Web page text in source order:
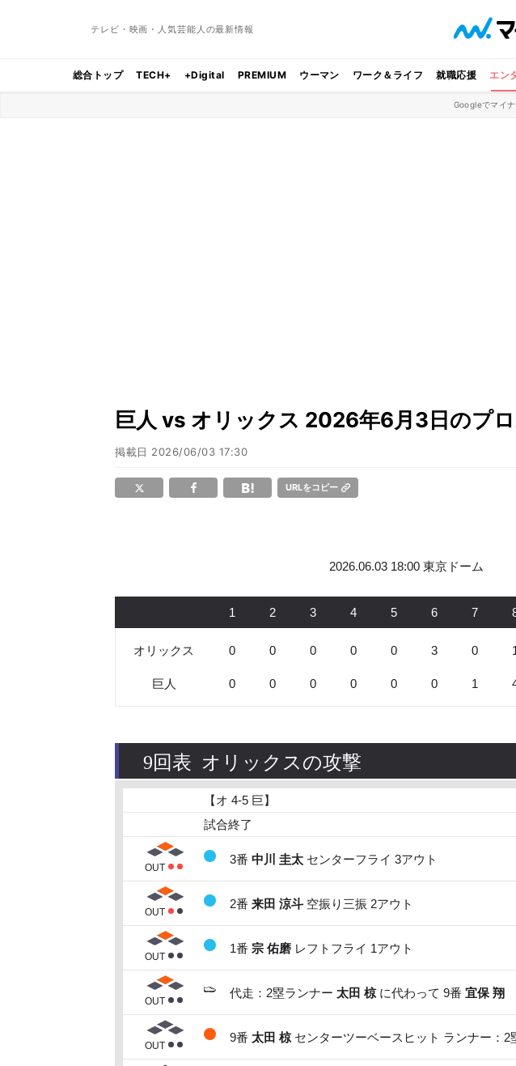
テレビ・映画・人気芸能人の最新情報
総合トップ TECH+ +Digital PREMIUM ウーマン ワーク＆ライフ 就職応援 エン
Googleでマイ
巨人 vs オリックス 2026年6月3日のプ
掲載日 2026/06/03 17:30
URLをコピー
2026.06.03 18:00 東京ドーム
1 2 3 4 5 6 7
オリックス 0 0 0 0 0 3 0
巨人 0 0 0 0 0 0 1
9回表 オリックスの攻撃
【オ 4-5 巨】
試合終了
OUT
3番 中川 圭太 センターフライ 3アウト
OUT
2番 来田 涼斗 空振り三振 2アウト
OUT
1番 宗 佑磨 レフトフライ 1アウト
OUT
代走：2塁ランナー 太田 椋に代わって 9番 宜保 翔
OUT
9番 太田 椋センターツーベースヒット ランナー：2